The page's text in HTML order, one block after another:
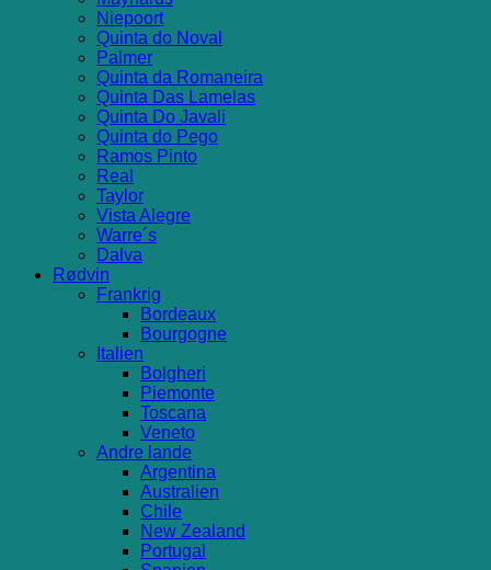
Niepoort
Quinta do Noval
Palmer
Quinta da Romaneira
Quinta Das Lamelas
Quinta Do Javali
Quinta do Pego
Ramos Pinto
Real
Taylor
Vista Alegre
Warre´s
Dalva
Rødvin
Frankrig
Bordeaux
Bourgogne
Italien
Bolgheri
Piemonte
Toscana
Veneto
Andre lande
Argentina
Australien
Chile
New Zealand
Portugal